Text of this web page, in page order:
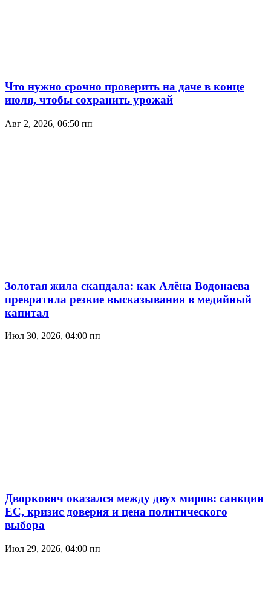
Что нужно срочно проверить на даче в конце
июля, чтобы сохранить урожай
Авг 2, 2026, 06:50 пп
Золотая жила скандала: как Алёна Водонаева
превратила резкие высказывания в медийный
капитал
Июл 30, 2026, 04:00 пп
Дворкович оказался между двух миров: санкции
ЕС, кризис доверия и цена политического
выбора
Июл 29, 2026, 04:00 пп